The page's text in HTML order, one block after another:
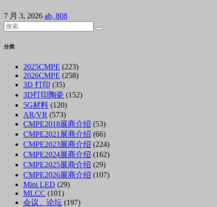
7 月 3, 2026 ab, 808
分类
2025CMPE (223)
2026CMPE (258)
3D 打印 (35)
3D打印陶瓷 (152)
5G材料 (120)
AR/VR (573)
CMPE2018展商介绍 (53)
CMPE2021展商介绍 (66)
CMPE2023展商介绍 (224)
CMPE2024展商介绍 (162)
CMPE2025展商介绍 (29)
CMPE2026展商介绍 (107)
Mini LED (29)
MLCC (101)
会议、论坛 (197)